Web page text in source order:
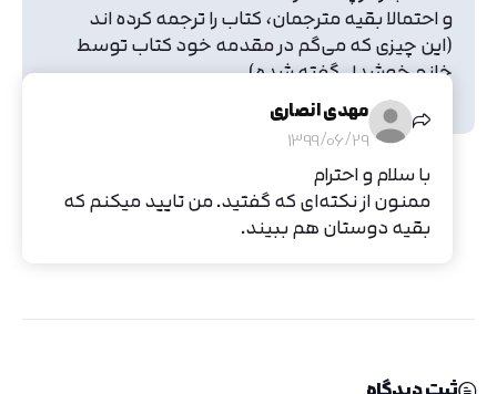
و احتمالا بقیه مترجمان، کتاب را ترجمه کرده اند
(این چیزی که می‌گم در مقدمه خود کتاب توسط
خانم خوشدل گفته شده)
لطفا این را اصلاح کنید
مهدی انصاری
1399/06/29
با سلام و احترام
ممنون از نکته‌ای که گفتید. من تایید میکنم که
بقیه دوستان هم ببیند.